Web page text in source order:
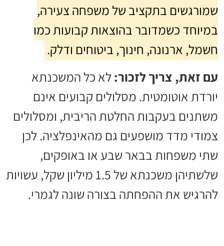
שמורגשים בתקציב של משפחה צעירה,
במיוחד כשמדובר בהוצאות קבועות כמו
חשמל, ארנונה, חינוך, ביטוחים ודלק.
עם זאת, צריך לזכור:לא כל המשכנתא
יורדת אוטומטית. מסלולים קבועים אינם
משתנים בעקבות החלטת הריבית, ומסלולים
צמודי מדד מושפעים גם מהאינפלציה. לכן
שתי משפחות בבאר שבע או באופקים,
שלשתיהן משכנתא של 1.5 מיליון שקל, עשויות
להרגיש את ההפחתה בצורה שונה לגמרי.